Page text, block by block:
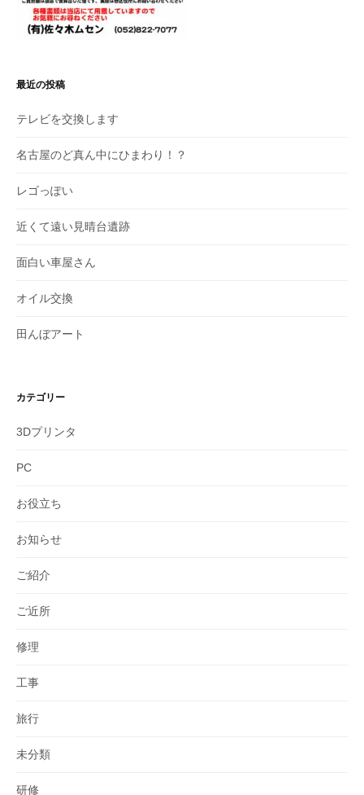
最近の投稿
テレビを交換します
名古屋のど真ん中にひまわり！？
レゴっぽい
近くて遠い見晴台遺跡
面白い車屋さん
オイル交換
田んぼアート
カテゴリー
3Dプリンタ
PC
お役立ち
お知らせ
ご紹介
ご近所
修理
工事
旅行
未分類
研修